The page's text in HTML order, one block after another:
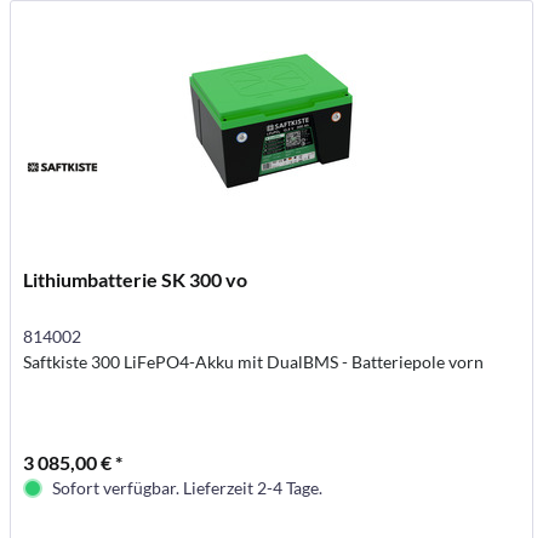
Lithiumbatterie SK 300 vo
814002
Saftkiste 300 LiFePO4-Akku mit DualBMS - Batteriepole vorn
3 085,00 € *
Sofort verfügbar. Lieferzeit 2-4 Tage.